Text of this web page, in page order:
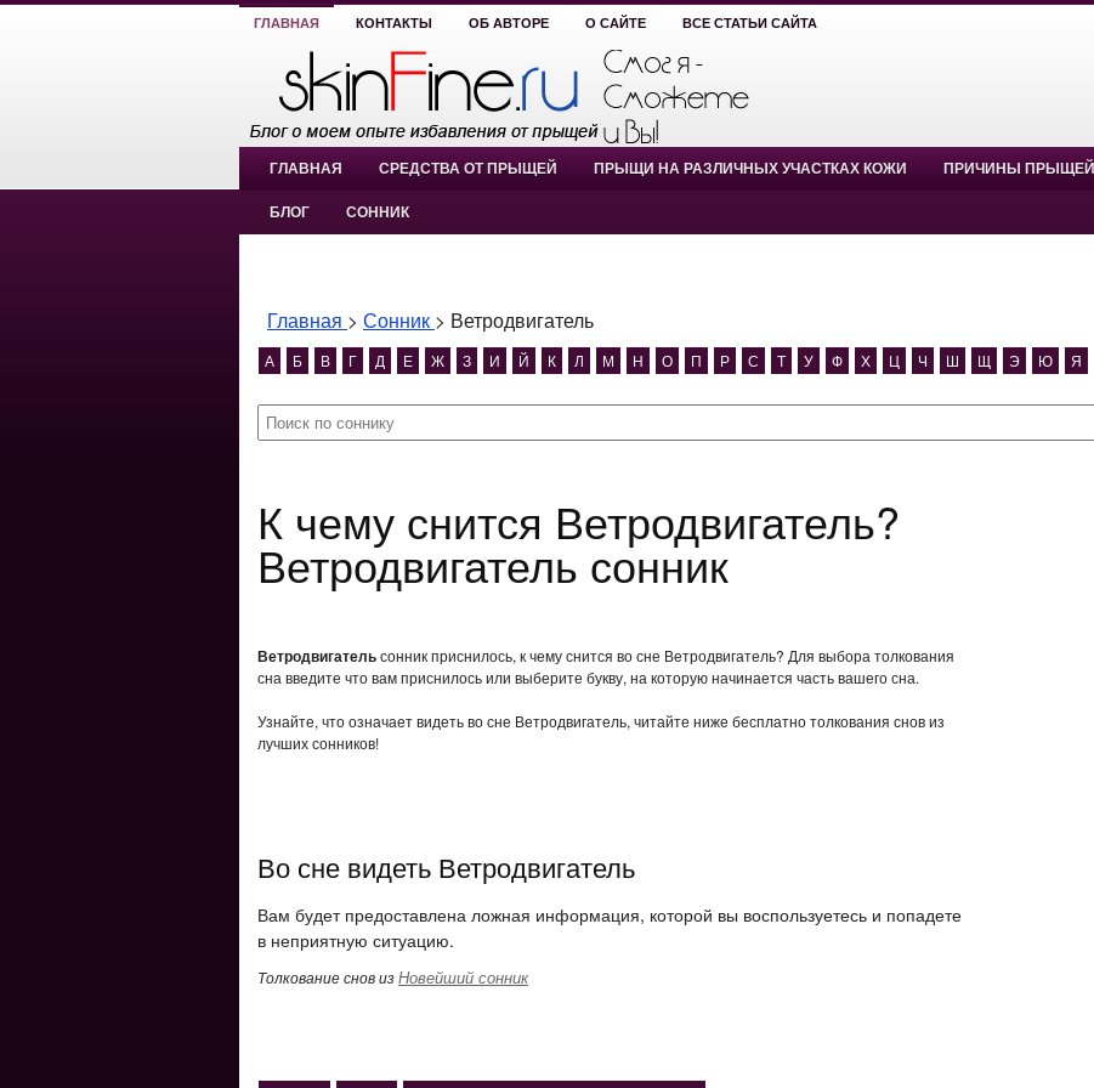
ГЛАВНАЯ КОНТАКТЫ ОБ АВТОРЕ О САЙТЕ ВСЕ СТАТЬИ САЙТА
ГЛАВНАЯ СРЕДСТВА ОТ ПРЫЩЕЙ ПРЫЩИ НА РАЗЛИЧНЫХ УЧАСТКАХ КОЖИ ПРИЧИНЫ ПРЫЩЕЙ
БЛОГ СОННИК
Главная > Сонник > Ветродвигатель
А Б В Г Д Е Ж З И Й К Л М Н О П Р С Т У Ф Х Ц Ч Ш Щ Э Ю Я
К чему снится Ветродвигатель?
Ветродвигатель сонник
Ветродвигательсонник приснилось, к чему снится во сне Ветродвигатель? Для выбора толкования
сна введите что вам приснилось или выберите букву, на которую начинается часть вашего сна.
Узнайте, что означает видеть во сне Ветродвигатель, читайте ниже бесплатно толкования снов из
лучших сонников!
Во сне видеть Ветродвигатель
Вам будет предоставлена ​​ложная информация, которой вы воспользуетесь и попадете
в неприятную ситуацию.
Толкование снов изНовейший сонник